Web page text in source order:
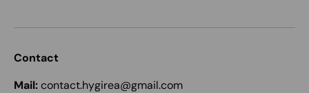
Contact
Mail:contact.hygirea@gmail.com